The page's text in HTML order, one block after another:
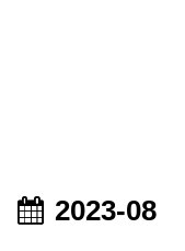
2023-08